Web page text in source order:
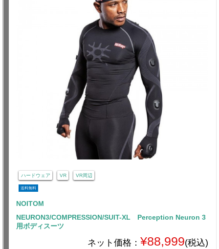
ハードウェア VR VR周辺
送料無料
NOITOM
NEURON3/COMPRESSION/SUIT-XL Perception Neuron 3
用ボディスーツ
ネット価格： ¥88,999(税込)